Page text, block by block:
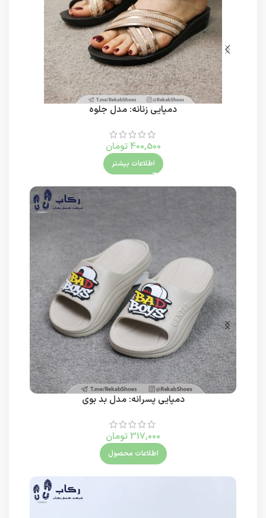
دمپایی زنانه: مدل جلوه
400,500 تومان
اطلاعات بیشتر
دمپایی پسرانه: مدل بد بوی
317,000 تومان
اطلاعات محصول